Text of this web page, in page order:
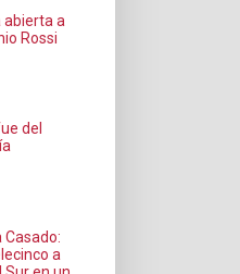
abierta a
Rossi
del
Casado:
a